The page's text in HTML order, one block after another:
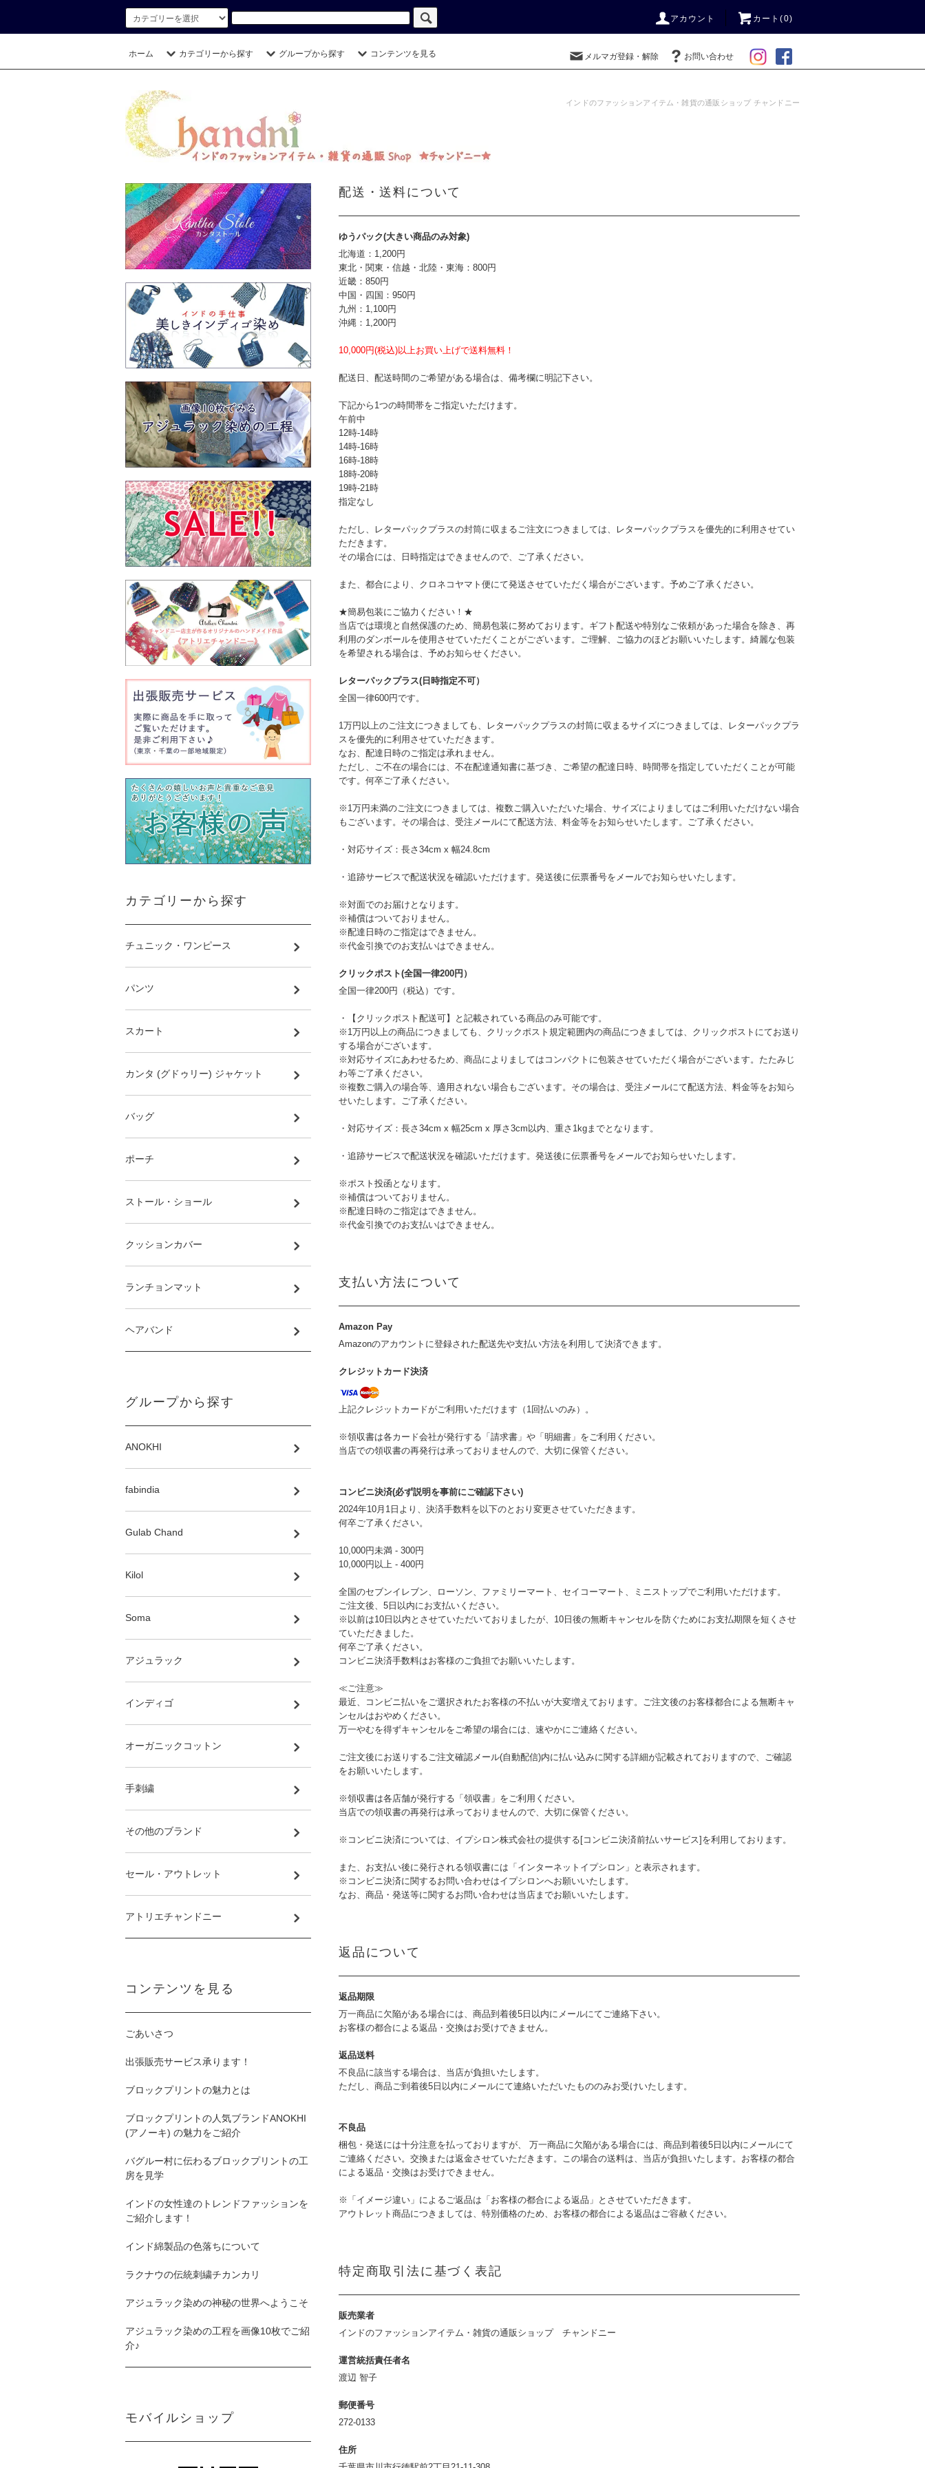
アカウント カート(0)
ホーム カテゴリーから探す グループから探す コンテンツを見る メルマガ登録・解除 お問い合わせ
インドのファッションアイテム・雑貨の通販ショップ チャンドニー
配送・送料について
ゆうパック(大きい商品のみ対象)
北海道：1,200円
東北・関東・信越・北陸・東海：800円
近畿：850円
中国・四国：950円
九州：1,100円
沖縄：1,200円
10,000円(税込)以上お買い上げで送料無料！
配送日、配送時間のご希望がある場合は、備考欄に明記下さい。
下記から1つの時間帯をご指定いただけます。
午前中
12時-14時
14時-16時
16時-18時
18時-20時
19時-21時
指定なし
ただし、レターパックプラスの封筒に収まるご注文につきましては、レターパックプラスを優先的に利用させてい
ただきます。
その場合には、日時指定はできませんので、ご了承ください。
また、都合により、クロネコヤマト便にて発送させていただく場合がございます。予めご了承ください。
★簡易包装にご協力ください！★
当店では環境と自然保護のため、簡易包装に努めております。ギフト配送や特別なご依頼があった場合を除き、再
利用のダンボールを使用させていただくことがございます。ご理解、ご協力のほどお願いいたします。綺麗な包装
を希望される場合は、予めお知らせください。
レターパックプラス(日時指定不可）
全国一律600円です。
1万円以上のご注文につきましても、レターパックプラスの封筒に収まるサイズにつきましては、レターパックプラ
スを優先的に利用させていただきます。
なお、配達日時のご指定は承れません。
ただし、ご不在の場合には、不在配達通知書に基づき、ご希望の配達日時、時間帯を指定していただくことが可能
です。何卒ご了承ください。
※1万円未満のご注文につきましては、複数ご購入いただいた場合、サイズによりましてはご利用いただけない場合
もございます。その場合は、受注メールにて配送方法、料金等をお知らせいたします。ご了承ください。
・対応サイズ：長さ34cm x 幅24.8cm
・追跡サービスで配送状況を確認いただけます。発送後に伝票番号をメールでお知らせいたします。
※対面でのお届けとなります。
※補償はついておりません。
※配達日時のご指定はできません。
※代金引換でのお支払いはできません。
クリックポスト(全国一律200円）
全国一律200円（税込）です。
・【クリックポスト配送可】と記載されている商品のみ可能です。
※1万円以上の商品につきましても、クリックポスト規定範囲内の商品につきましては、クリックポストにてお送り
する場合がございます。
※対応サイズにあわせるため、商品によりましてはコンパクトに包装させていただく場合がございます。たたみじ
わ等ご了承ください。
※複数ご購入の場合等、適用されない場合もございます。その場合は、受注メールにて配送方法、料金等をお知ら
せいたします。ご了承ください。
・対応サイズ：長さ34cm x 幅25cm x 厚さ3cm以内、重さ1kgまでとなります。
・追跡サービスで配送状況を確認いただけます。発送後に伝票番号をメールでお知らせいたします。
※ポスト投函となります。
※補償はついておりません。
※配達日時のご指定はできません。
※代金引換でのお支払いはできません。
支払い方法について
Amazon Pay
Amazonのアカウントに登録された配送先や支払い方法を利用して決済できます。
クレジットカード決済
上記クレジットカードがご利用いただけます（1回払いのみ）。
※領収書は各カード会社が発行する「請求書」や「明細書」をご利用ください。
当店での領収書の再発行は承っておりませんので、大切に保管ください。
コンビニ決済(必ず説明を事前にご確認下さい)
2024年10月1日より、決済手数料を以下のとおり変更させていただきます。
何卒ご了承ください。
10,000円未満 - 300円
10,000円以上 - 400円
全国のセブンイレブン、ローソン、ファミリーマート、セイコーマート、ミニストップでご利用いただけます。
ご注文後、5日以内にお支払いください。
※以前は10日以内とさせていただいておりましたが、10日後の無断キャンセルを防ぐためにお支払期限を短くさせ
ていただきました。
何卒ご了承ください。
コンビニ決済手数料はお客様のご負担でお願いいたします。
≪ご注意≫
最近、コンビニ払いをご選択されたお客様の不払いが大変増えております。ご注文後のお客様都合による無断キャ
ンセルはおやめください。
万一やむを得ずキャンセルをご希望の場合には、速やかにご連絡ください。
ご注文後にお送りするご注文確認メール(自動配信)内に払い込みに関する詳細が記載されておりますので、ご確認
をお願いいたします。
※領収書は各店舗が発行する「領収書」をご利用ください。
当店での領収書の再発行は承っておりませんので、大切に保管ください。
※コンビニ決済については、イプシロン株式会社の提供する[コンビニ決済前払いサービス]を利用しております。
また、お支払い後に発行される領収書には「インターネットイプシロン」と表示されます。
※コンビニ決済に関するお問い合わせはイプシロンへお願いいたします。
なお、商品・発送等に関するお問い合わせは当店までお願いいたします。
返品について
返品期限
万一商品に欠陥がある場合には、商品到着後5日以内にメールにてご連絡下さい。
お客様の都合による返品・交換はお受けできません。
返品送料
不良品に該当する場合は、当店が負担いたします。
ただし、商品ご到着後5日以内にメールにて連絡いただいたもののみお受けいたします。
不良品
梱包・発送には十分注意を払っておりますが、 万一商品に欠陥がある場合には、商品到着後5日以内にメールにて
ご連絡ください。交換または返金させていただきます。この場合の送料は、当店が負担いたします。お客様の都合
による返品・交換はお受けできません。
※「イメージ違い」によるご返品は「お客様の都合による返品」とさせていただきます。
アウトレット商品につきましては、特別価格のため、お客様の都合による返品はご容赦ください。
特定商取引法に基づく表記
販売業者
インドのファッションアイテム・雑貨の通販ショップ チャンドニー
運営統括責任者名
渡辺 智子
郵便番号
272-0133
住所
カテゴリーから探す
チュニック・ワンピース
パンツ
スカート
カンタ (グドゥリー) ジャケット
バッグ
ポーチ
ストール・ショール
クッションカバー
ランチョンマット
ヘアバンド
グループから探す
ANOKHI
fabindia
Gulab Chand
Kilol
Soma
アジュラック
インディゴ
オーガニックコットン
手刺繍
その他のブランド
セール・アウトレット
アトリエチャンドニー
コンテンツを見る
ごあいさつ
出張販売サービス承ります！
ブロックプリントの魅力とは
ブロックプリントの人気ブランドANOKHI
(アノーキ) の魅力をご紹介
バグルー村に伝わるブロックプリントの工
房を見学
インドの女性達のトレンドファッションを
ご紹介します！
インド綿製品の色落ちについて
ラクナウの伝統刺繍チカンカリ
アジュラック染めの神秘の世界へようこそ
アジュラック染めの工程を画像10枚でご紹
介♪
モバイルショップ